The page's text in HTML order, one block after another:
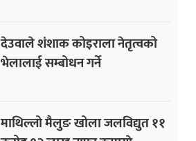
देउवाले शंशाक कोइराला नेतृत्वको
भेलालाई सम्बोधन गर्ने
माथिल्लो मैलुङ खोला जलविद्युत ११